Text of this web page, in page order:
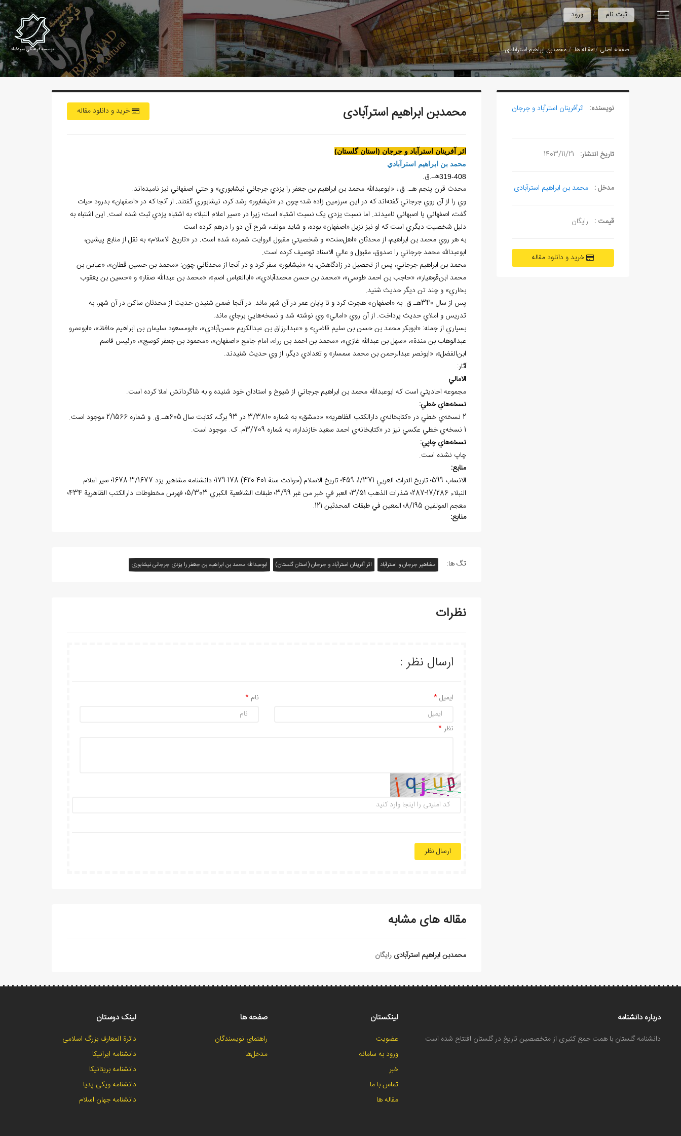
ورود / ثبت نام
صفحه اصلی مقاله ها محمدبن ابراهیم استرآبادی
نویسنده: اثرآفرينان استرآباد و جرجان
تاریخ انتشار: 1403/11/21
مدخل : محمد بن ابراهیم استرآبادی
قیمت : رایگان
خرید و دانلود مقاله
خرید و دانلود مقاله محمدبن ابراهیم استرآبادی
اثر آفرينان استرآباد و جرجان (استان گلستان)
محمد بن ابراهيم استرآبادي
319-408هـ.ق.
محدث قرن پنجم هـ. ق.، «ابوعبدالله محمد بن ابراهيم بن جعفر را يزدي جرجاني نيشابوري» و حتي اصفهاني نيز ناميده‌اند.
وي را از آن روي جرجاني گفته‌اند که در اين سرزمين زاده شد؛ چون در «نيشابور» رشد کرد، نيشابوري گفتند. از آنجا که در «اصفهان» بدرود حيات
گفت، اصفهاني يا اصبهاني ناميدند. اما نسبت يزدي يک نسبت اشتباه است؛ زيرا در «سير اعلام النبلا» به اشتباه يزدي ثبت شده است. اين اشتباه به
دليل شخصيت ديگري است که او نيز نزيل «اصفهان» بوده، و شايد مولف، شرح آن دو را درهم کرده است.
به هر روي محمد بن ابراهيم، از محدثان «اهل‌سنت» و شخصيتي مقبول الروايت شمرده شده است. در «تاريخ الاسلام» به نقل از منابع پيشين،
ابوعبدالله محمد جرجاني را صدوق، مقبول و عالي الاسناد توصيف کرده است.
محمد بن ابراهيم جرجاني، پس از تحصيل در زادگاهش، به «نيشابور» سفر کرد و در آنجا از محدثاني چون: «محمد بن حسين قطان»، «عباس بن
محمد ابن‌قوهيار»، «حاجب بن احمد طوسي»، «محمد بن حسن محمدآبادي»، «اباالعباس اصم»، «محمد بن عبدالله صفار» و «حسين بن يعقوب
بخاري» و چند تن ديگر حديث شنيد.
پس از سال 340هـ.ق. به «اصفهان» هجرت کرد و تا پايان عمر در آن شهر ماند. در آنجا ضمن شنيدن حديث از محدثان ساکن در آن شهر، به
تدريس و املاي حديث پرداخت. از آن روي «امالي» وي نوشته شد و نسخه‌هايي برجاي ماند.
بسياري از جمله: «ابوبکر محمد بن حسن بن سليم قاضي» و «عبدالرزاق بن عبدالکريم حسن‌آبادي»، «ابومسعود سليمان بن ابراهيم حافظ»، «ابوعمرو
عبدالوهاب بن مندة»، «سهل بن عبدالله غازي»، «محمد بن احمد بن ررا»، امام جامع «اصفهان»، «محمود بن جعفر کوسج»، «رئيس قاسم
ابن‌الفضل»، «ابونصر عبدالرحمن بن محمد سمسار» و تعدادي ديگر، از وي حديث شنيدند.
آثار:
الامالي
مجموعه احاديثي است که ابوعبدالله محمد بن ابراهيم جرجاني از شيوخ و استادان خود شنيده و به شاگردانش املا کرده است.
نسخههاي خطي:
2 نسخه‌ي خطي در «کتابخانه‌ي دارالکتب الظاهريه» «دمشق» به شماره 3/3810 در 93 برگ، کتابت سال 605هـ.ق. و شماره 2/1566 موجود است.
1 نسخه‌ي خطي عکسي نيز در «کتابخانه‌ي احمد سعيد خازندار»، به شماره 3/709م. ک. موجود است.
نسخههاي چاپي:
چاپ نشده است.
منابع:
الانساب 599؛ تاريخ التراث العربي 1/371، 459؛ تاريخ الاسلام (حوادث سنة 401-420) 178-179؛ دانشنامه مشاهير يزد 3/1677-1678؛ سير اعلام
النبلاء 17/286-287؛ شذرات الذهب 3/51؛ العبر في خبر من غبر 3/99؛ طبقات الشافعية الکبري 5/303؛ فهرس مخطوطات دارالکتب الظاهرية 434؛
معجم المولفين 8/195؛ المعين في طبقات المحدثين 121.
منابع:
تگ ها: مشاهیر جرجان و استرآباد اثر آفرينان استرآباد و جرجان (استان گلستان) ابوعبدالله محمد بن ابراهيم بن جعفر را يزدی جرجانی نيشابوری
نظرات
ارسال نظر :
نام ایمیل
نظر
ارسال نظر
مقاله های مشابه
محمدبن ابراهیم استرآبادی رایگان
درباره دانشنامه
دانشنامه گلستان با همت جمع کثیری از متخصصین تاریخ در گلستان افتتاح شده است
لینکستان
عضویت
ورود به سامانه
خبر
تماس با ما
مقاله ها
صفحه ها
راهنمای نویسندگان
مدخل‌ها
لینک دوستان
دائرة المعارف بزرگ اسلامی
دانشنامه ایرانیکا
دانشنامه بریتانیکا
دانشنامه ویکی پدیا
دانشنامه جهان اسلام